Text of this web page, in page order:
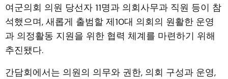
여군의회 의원 당선자 11명과 의회사무과 직원 등이 참
석했으며, 새롭게 출범할 제10대 의회의 원활한 운영
과 의정활동 지원을 위한 협력 체계를 마련하기 위해
추진됐다.
간담회에서는 의원의 의무와 권한, 의회 구성과 운영,